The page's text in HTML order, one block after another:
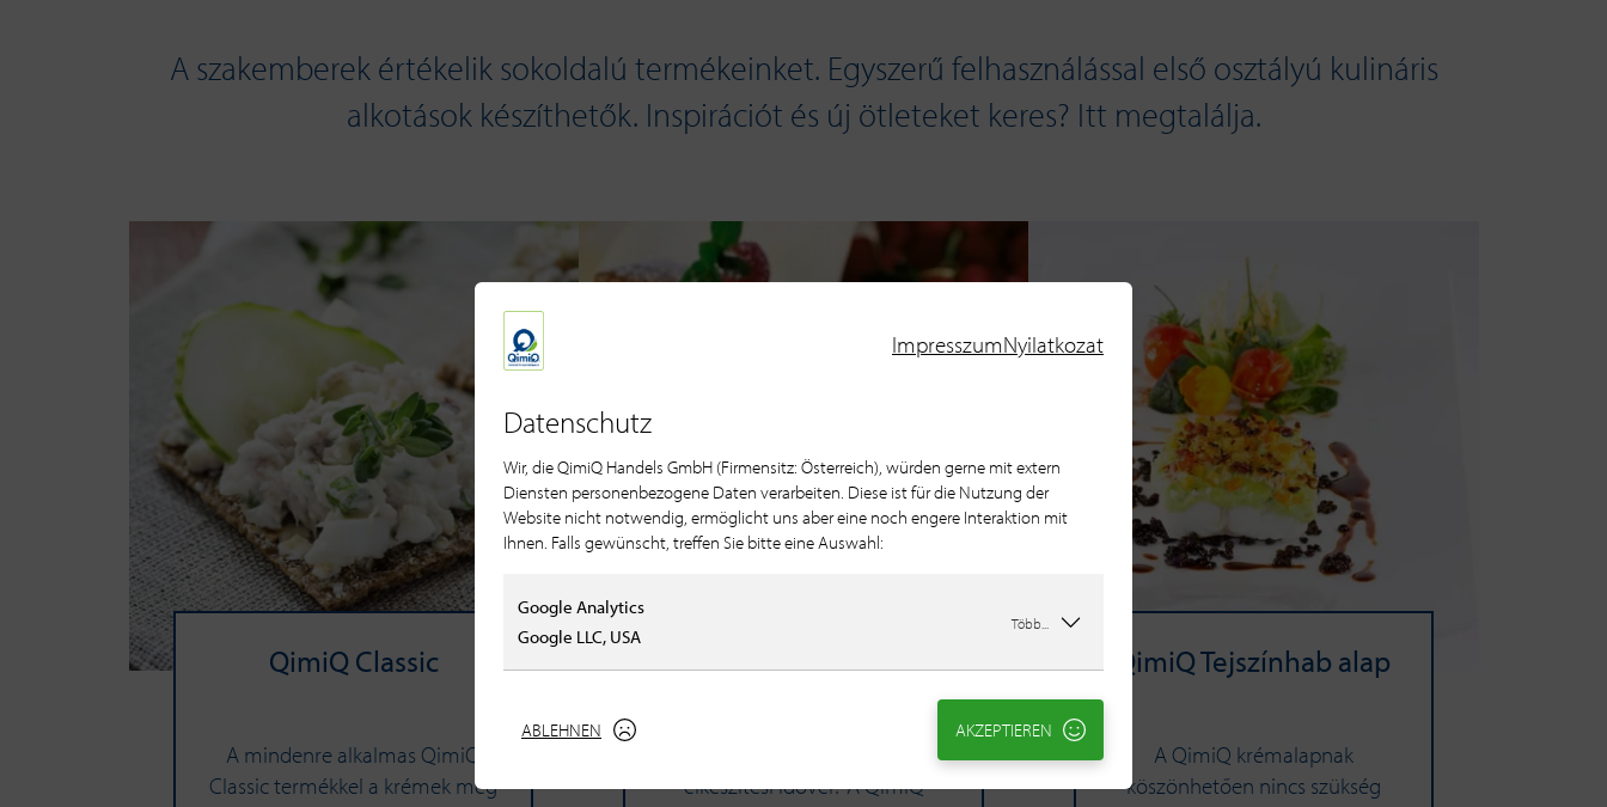
A szakemberek értékelik sokoldalú termékeinket. Egyszerű felhasználással első osztályú kulináris
alkotások készíthetők. Inspirációt és új ötleteket keres? Itt megtalálja.
QimiQ Classic
A mindenre alkalmas QimiQ
Classic termékkel a krémek még
QimiQ Klasszikus
elkészítési idővel? A QimiQ
QimiQ Tejszínhab alap
A QimiQ krémalapnak
köszönhetően nincs szükség
ImpresszumNyilatkozat
Datenschutz
Wir, die QimiQ Handels GmbH (Firmensitz: Österreich), würden gerne mit extern
Diensten personenbezogene Daten verarbeiten. Diese ist für die Nutzung der
Website nicht notwendig, ermöglicht uns aber eine noch engere Interaktion mit
Ihnen. Falls gewünscht, treffen Sie bitte eine Auswahl:
Google Analytics
Google LLC, USA
Több...
ABLEHNEN AKZEPTIEREN